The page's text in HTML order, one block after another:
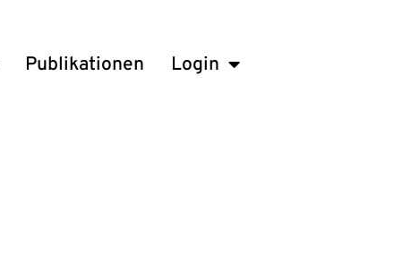
Publikationen Login